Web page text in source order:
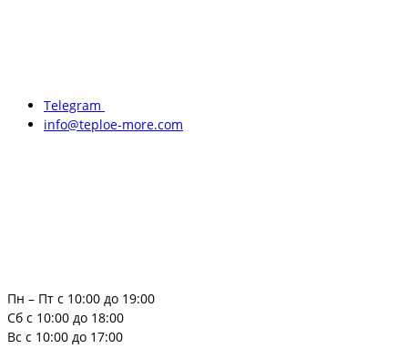
Telegram
info@teploe-more.com
Пн – Пт с 10:00 до 19:00
Сб с 10:00 до 18:00
Вс с 10:00 до 17:00